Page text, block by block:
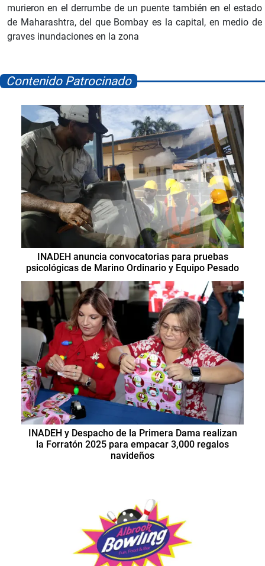
murieron en el derrumbe de un puente también en el estado
de Maharashtra, del que Bombay es la capital, en medio de
graves inundaciones en la zona
Contenido Patrocinado
INADEH anuncia convocatorias para pruebas
psicológicas de Marino Ordinario y Equipo Pesado
INADEH y Despacho de la Primera Dama realizan
la Forratón 2025 para empacar 3,000 regalos
navideños